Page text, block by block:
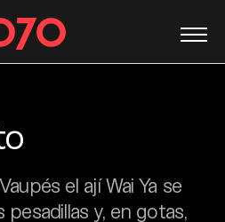
el ají Wai Ya se
pesadillas y, en gotas,